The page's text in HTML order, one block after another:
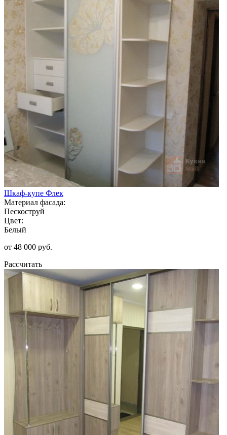
Шкаф-купе Флек
Материал фасада:
Пескоструй
Цвет:
Белый
от 48 000 руб.
Рассчитать